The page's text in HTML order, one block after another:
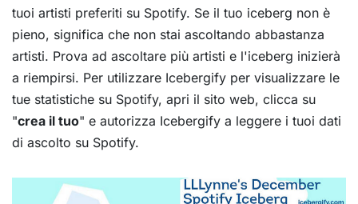
tuoi artisti preferiti su Spotify. Se il tuo iceberg non è
pieno, significa che non stai ascoltando abbastanza
artisti. Prova ad ascoltare più artisti e l'iceberg inizierà
a riempirsi. Per utilizzare Icebergify per visualizzare le
tue statistiche su Spotify, apri il sito web, clicca su
"crea il tuo" e autorizza Icebergify a leggere i tuoi dati
di ascolto su Spotify.